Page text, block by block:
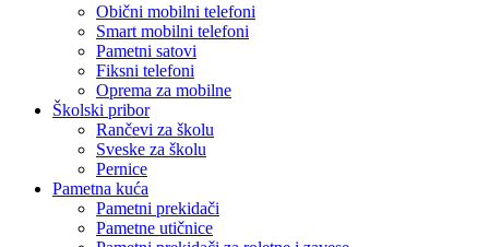
Obični mobilni telefoni
Smart mobilni telefoni
Pametni satovi
Fiksni telefoni
Oprema za mobilne
Školski pribor
Rančevi za školu
Sveske za školu
Pernice
Pametna kuća
Pametni prekidači
Pametne utičnice